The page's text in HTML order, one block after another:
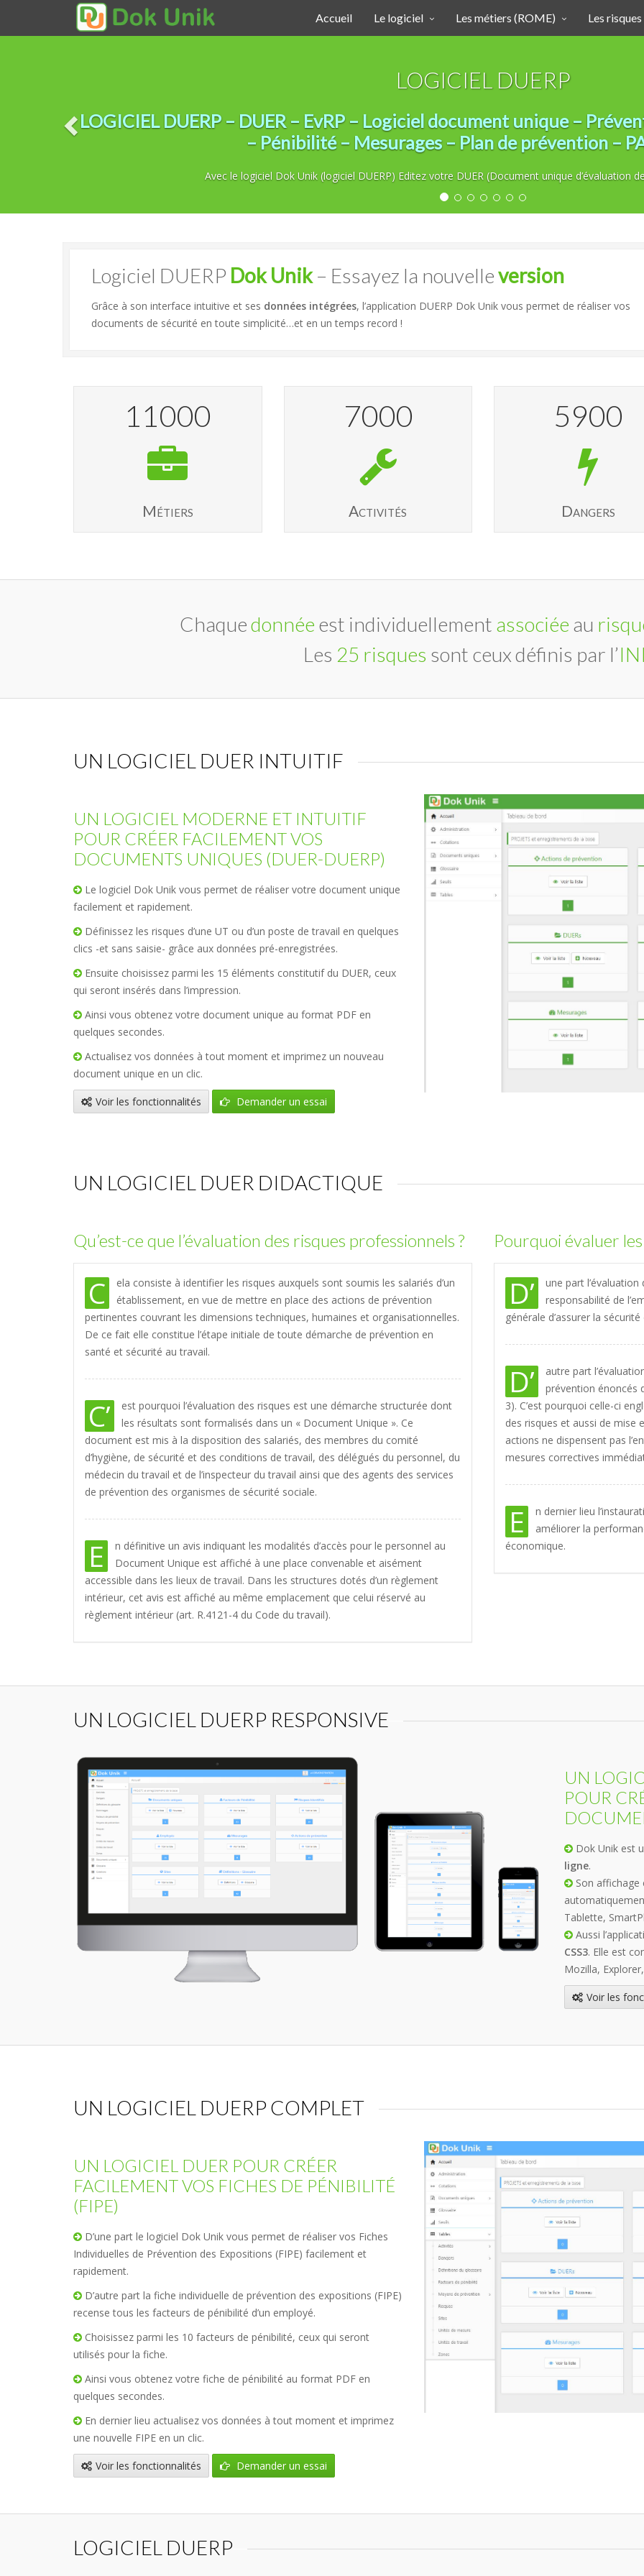
Accueil Le logiciel Les métiers (ROME) Les
LOGICIEL DUERP
LOGICIEL DUERP – DUER – EvRP – Logiciel document unique –
– Pénibilité – Mesurages – Plan de prévention –
Avec le logiciel Dok Unik (logiciel DUERP) Editez votre DUER (Document unique d’évaluation
Logiciel DUERP Dok Unik– Essayez la nouvelleversion
Grâce à son interface intuitive et ses données intégrées, l’application DUERP Dok Unik vous permet de réaliser vos
documents de sécurité en toute simplicité…et en un temps record !
11000
Métiers
7000
Activités
5900
Dangers
Chaquedonnée est individuellement associée au
Les 25 risques sont ceux définis par l’
UN LOGICIEL DUER INTUITIF
UN LOGICIEL MODERNE ET INTUITIF
POUR CRÉER FACILEMENT VOS
DOCUMENTS UNIQUES (DUER-DUERP)
Le logiciel Dok Unik vous permet de réaliser votre document unique
facilement et rapidement.
Définissez les risques d’une UT ou d’un poste de travail en quelques
clics -et sans saisie- grâce aux données pré-enregistrées.
Ensuite choisissez parmi les 15 éléments constitutif du DUER, ceux
qui seront insérés dans l’impression.
Ainsi vous obtenez votre document unique au format PDF en
quelques secondes.
Actualisez vos données à tout moment et imprimez un nouveau
document unique en un clic.
Voir les fonctionnalités Demander un essai
UN LOGICIEL DUER DIDACTIQUE
Qu’est-ce que l’évaluation des risques professionnels ?
C
ela consiste à identifier les risques auxquels sont soumis les salariés d’un
établissement, en vue de mettre en place des actions de prévention
pertinentes couvrant les dimensions techniques, humaines et organisationnelles.
De ce fait elle constitue l’étape initiale de toute démarche de prévention en
santé et sécurité au travail.
C’
est pourquoi l’évaluation des risques est une démarche structurée dont
les résultats sont formalisés dans un « Document Unique ». Ce
document est mis à la disposition des salariés, des membres du comité
d’hygiène, de sécurité et des conditions de travail, des délégués du personnel, du
médecin du travail et de l’inspecteur du travail ainsi que des agents des services
de prévention des organismes de sécurité sociale.
E
n définitive un avis indiquant les modalités d’accès pour le personnel au
Document Unique est affiché à une place convenable et aisément
accessible dans les lieux de travail. Dans les structures dotés d’un règlement
intérieur, cet avis est affiché au même emplacement que celui réservé au
règlement intérieur (art. R.4121-4 du Code du travail).
Pourquoi évaluer
D’
une part
responsabilité de
générale d’assurer la
D’
autre part
prévention énoncés
3). C’est pourquoi celle-ci
des risques et aussi de mise
actions ne dispensent pas
mesures correctives
E
n dernier lieu
améliorer la
économique.
UN LOGICIEL DUERP RESPONSIVE
UN
POUR
Dok Unik est
ligne.
Son affichage
Tablette,
Aussi
CSS3. Elle est
Mozilla,
Voir les
UN LOGICIEL DUERP COMPLET
UN LOGICIEL DUER POUR CRÉER
FACILEMENT VOS FICHES DE PÉNIBILITÉ
(FIPE)
D’une part le logiciel Dok Unik vous permet de réaliser vos Fiches
Individuelles de Prévention des Expositions (FIPE) facilement et
rapidement.
D’autre part la fiche individuelle de prévention des expositions (FIPE)
recense tous les facteurs de pénibilité d’un employé.
Choisissez parmi les 10 facteurs de pénibilité, ceux qui seront
utilisés pour la fiche.
Ainsi vous obtenez votre fiche de pénibilité au format PDF en
quelques secondes.
En dernier lieu actualisez vos données à tout moment et imprimez
une nouvelle FIPE en un clic.
Voir les fonctionnalités Demander un essai
LOGICIEL DUERP